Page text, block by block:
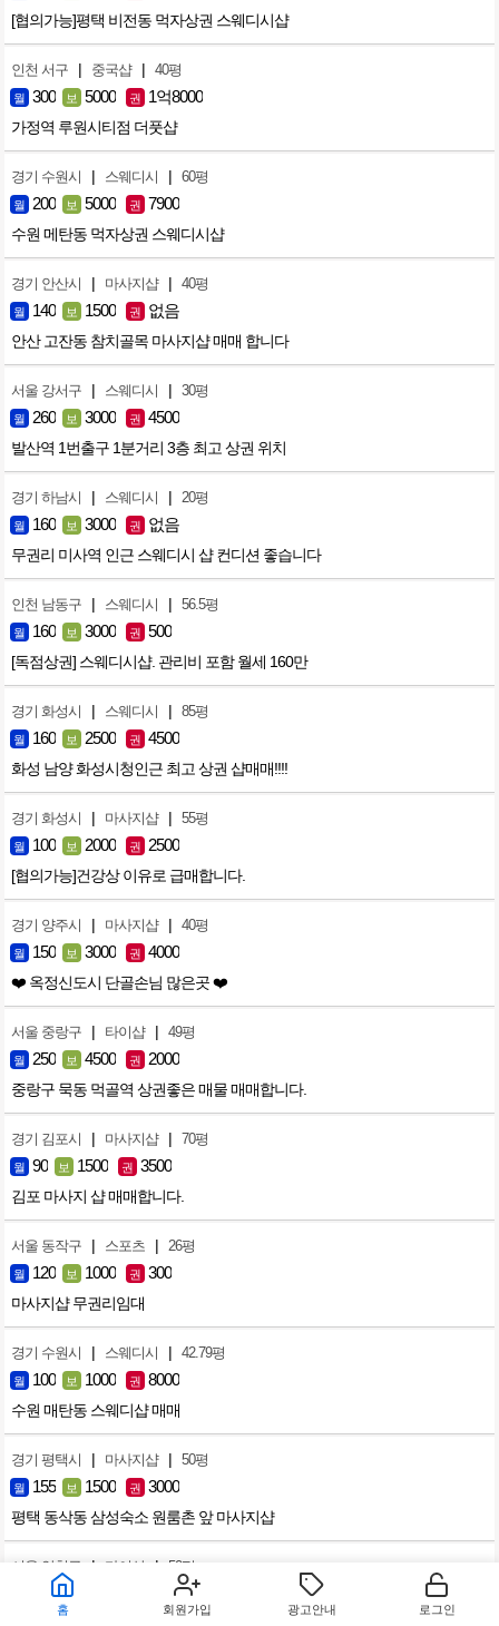
[협의가능]평택 비전동 먹자상권 스웨디시샵
인천 서구 | 중국샵 | 40평
월 300 보 5000 권 1억8000
가정역 루원시티점 더풋샵
경기 수원시 | 스웨디시 | 60평
월 200 보 5000 권 7900
수원 메탄동 먹자상권 스웨디시샵
경기 안산시 | 마사지샵 | 40평
월 140 보 1500 권 없음
안산 고잔동 참치골목 마사지샵 매매 합니다
서울 강서구 | 스웨디시 | 30평
월 260 보 3000 권 4500
발산역 1번출구 1분거리 3층 최고 상권 위치
경기 하남시 | 스웨디시 | 20평
월 160 보 3000 권 없음
무권리 미사역 인근 스웨디시 샵 컨디션 좋습니다
인천 남동구 | 스웨디시 | 56.5평
월 160 보 3000 권 500
[독점상권] 스웨디시샵. 관리비 포함 월세 160만
경기 화성시 | 스웨디시 | 85평
월 160 보 2500 권 4500
화성 남양 화성시청인근 최고 상권 샵매매!!!!
경기 화성시 | 마사지샵 | 55평
월 100 보 2000 권 2500
[협의가능]건강상 이유로 급매합니다.
경기 양주시 | 마사지샵 | 40평
월 150 보 3000 권 4000
❤️ 옥정신도시 단골손님 많은곳 ❤️
서울 중랑구 | 타이샵 | 49평
월 250 보 4500 권 2000
중랑구 묵동 먹골역 상권좋은 매물 매매합니다.
경기 김포시 | 마사지샵 | 70평
월 90 보 1500 권 3500
김포 마사지 샵 매매합니다.
서울 동작구 | 스포츠 | 26평
월 120 보 1000 권 300
마사지샵 무권리임대
경기 수원시 | 스웨디시 | 42.79평
월 100 보 1000 권 8000
수원 매탄동 스웨디샵 매매
경기 평택시 | 마사지샵 | 50평
월 155 보 1500 권 3000
평택 동삭동 삼성숙소 원룸촌 앞 마사지샵
서울 양천구 | 타이샵 | 50평
120 보 3000
홈 회원가입 광고안내 로그인